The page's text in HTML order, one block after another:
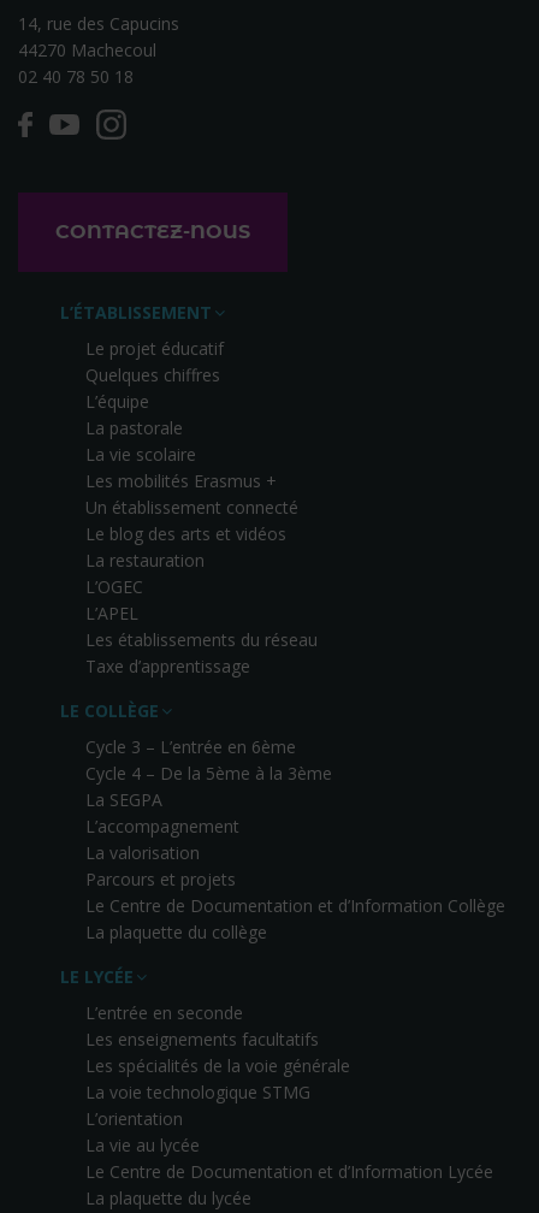
14, rue des Capucins
44270 Machecoul
02 40 78 50 18
CONTACTEZ-NOUS
L’ÉTABLISSEMENT
Le projet éducatif
Quelques chiffres
L’équipe
La pastorale
La vie scolaire
Les mobilités Erasmus +
Un établissement connecté
Le blog des arts et vidéos
La restauration
L’OGEC
L’APEL
Les établissements du réseau
Taxe d’apprentissage
LE COLLÈGE
Cycle 3 – L’entrée en 6ème
Cycle 4 – De la 5ème à la 3ème
La SEGPA
L’accompagnement
La valorisation
Parcours et projets
Le Centre de Documentation et d’Information Collège
La plaquette du collège
LE LYCÉE
L’entrée en seconde
Les enseignements facultatifs
Les spécialités de la voie générale
La voie technologique STMG
L’orientation
La vie au lycée
Le Centre de Documentation et d’Information Lycée
La plaquette du lycée